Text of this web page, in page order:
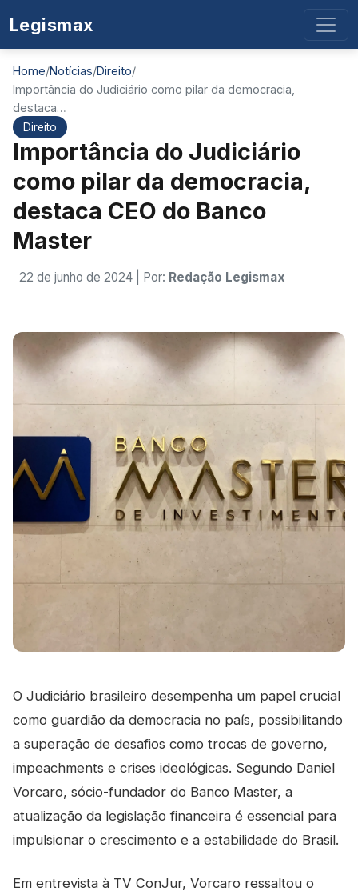
Legismax
Home/Notícias/Direito/
Importância do Judiciário como pilar da democracia,
destaca…
Direito
Importância do Judiciário
como pilar da democracia,
destaca CEO do Banco
Master
22 de junho de 2024 | Por: Redação Legismax
O Judiciário brasileiro desempenha um papel crucial
como guardião da democracia no país, possibilitando
a superação de desafios como trocas de governo,
impeachments e crises ideológicas. Segundo Daniel
Vorcaro, sócio-fundador do Banco Master, a
atualização da legislação financeira é essencial para
impulsionar o crescimento e a estabilidade do Brasil.
Em entrevista à TV ConJur, Vorcaro ressaltou o